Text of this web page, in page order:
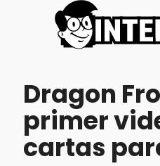
Dragon
primer
cartas